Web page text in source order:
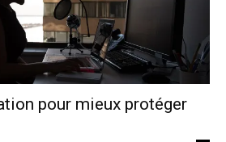
pour mieux protéger